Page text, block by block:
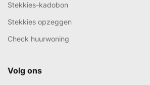
Stekkies-kadobon
Stekkies opzeggen
Check huurwoning
Volg ons